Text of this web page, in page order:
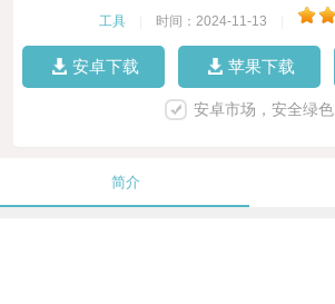
工具 时间：2024-11-13
安卓下载 苹果下载
安卓市场，安全绿色
简介